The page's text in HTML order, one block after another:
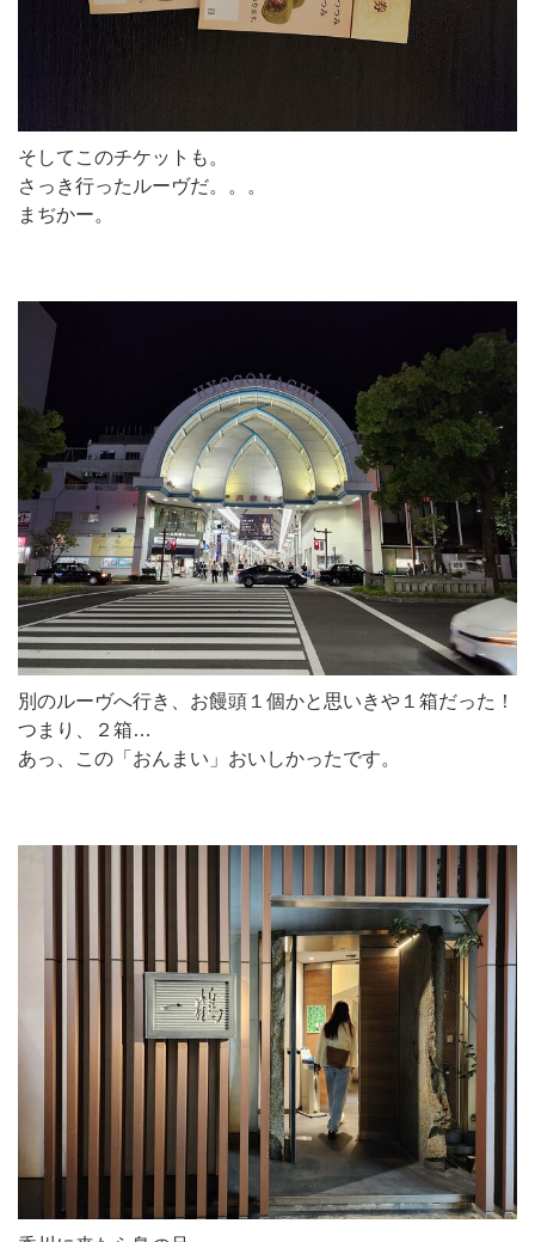
そしてこのチケットも。
さっき行ったルーヴだ。。。
まぢかー。
別のルーヴへ行き、お饅頭１個かと思いきや１箱だった！
つまり、２箱…
あっ、この「おんまい」おいしかったです。